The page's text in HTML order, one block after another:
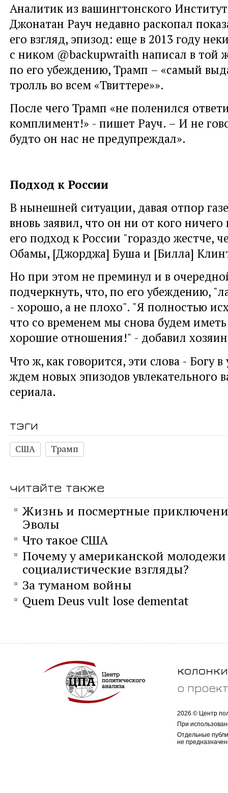
Аналитик из вашингтонского
Джонатан Рауч недавно раскопал
его взгляд, эпизод: еще в 2013 году
с ником @backupwraith написал в той
по его убеждению, Трамп – «самый
тролль во всем «Твиттере»».
После чего Трамп «не поленился
комплимент!» - пишет Рауч. – И не
будто он нас не предупреждал».
Подход к России
В нынешней ситуации, давая отпор
вновь заявил, что он ни от кого ничего
его подход к России "гораздо жестче,
Обамы, [Джорджа] Буша и [Билла]
Но при этом не преминул и в
подчеркнуть, что, по его убеждению,
- хорошо, а не плохо". "Я полностью
что со временем мы снова будем
хорошие отношения!" - добавил
Что ж, как говорится, эти слова - Богу
ждем новых эпизодов увлекательного
сериала.
тэги
США Трамп
читайте также
Жизнь и посмертные
Эволы
Что такое США
Почему у американской молодежи
социалистические взгляды?
За туманом войны
Quem Deus vult lose dementat
колонки
о
2026 © Центр
При
Отдельные
не